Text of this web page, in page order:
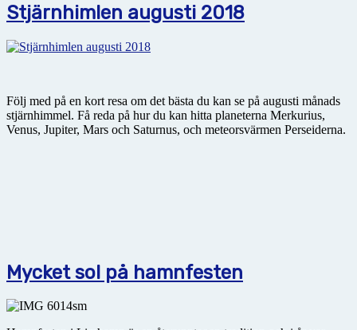
Stjärnhimlen augusti 2018
Följ med på en kort resa om det bästa du kan se på augusti månads
stjärnhimmel. Få reda på hur du kan hitta planeterna Merkurius,
Venus, Jupiter, Mars och Saturnus, och meteorsvärmen Perseiderna.
Mycket sol på hamnfesten